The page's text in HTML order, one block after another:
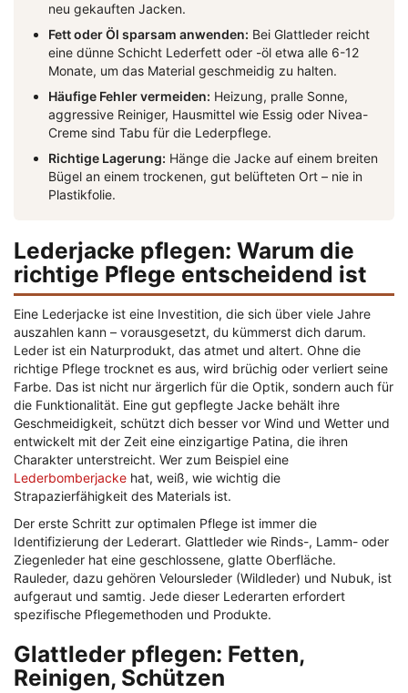
neu gekauften Jacken.
Fett oder Öl sparsam anwenden: Bei Glattleder reicht
eine dünne Schicht Lederfett oder -öl etwa alle 6-12
Monate, um das Material geschmeidig zu halten.
Häufige Fehler vermeiden: Heizung, pralle Sonne,
aggressive Reiniger, Hausmittel wie Essig oder Nivea-
Creme sind Tabu für die Lederpflege.
Richtige Lagerung: Hänge die Jacke auf einem breiten
Bügel an einem trockenen, gut belüfteten Ort – nie in
Plastikfolie.
Lederjacke pflegen: Warum die
richtige Pflege entscheidend ist
Eine Lederjacke ist eine Investition, die sich über viele Jahre
auszahlen kann – vorausgesetzt, du kümmerst dich darum.
Leder ist ein Naturprodukt, das atmet und altert. Ohne die
richtige Pflege trocknet es aus, wird brüchig oder verliert seine
Farbe. Das ist nicht nur ärgerlich für die Optik, sondern auch für
die Funktionalität. Eine gut gepflegte Jacke behält ihre
Geschmeidigkeit, schützt dich besser vor Wind und Wetter und
entwickelt mit der Zeit eine einzigartige Patina, die ihren
Charakter unterstreicht. Wer zum Beispiel eine
Lederbomberjacke hat, weiß, wie wichtig die
Strapazierfähigkeit des Materials ist.
Der erste Schritt zur optimalen Pflege ist immer die
Identifizierung der Lederart. Glattleder wie Rinds-, Lamm- oder
Ziegenleder hat eine geschlossene, glatte Oberfläche.
Rauleder, dazu gehören Veloursleder (Wildleder) und Nubuk, ist
aufgeraut und samtig. Jede dieser Lederarten erfordert
spezifische Pflegemethoden und Produkte.
Glattleder pflegen: Fetten,
Reinigen, Schützen